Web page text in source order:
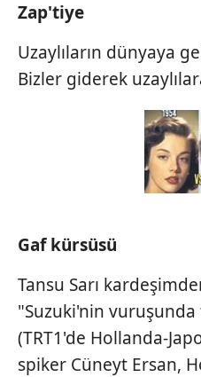
Zap'tiye
Uzaylıların dünyaya
Bizler giderek
Gaf kürsüsü
Tansu Sarı
"Suzuki'nin
(TRT1'de Hollanda-
spiker Cüneyt Ersan,